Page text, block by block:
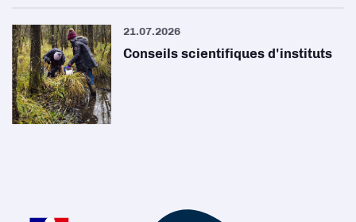
21.07.2026
Conseils scientifiques d'instituts